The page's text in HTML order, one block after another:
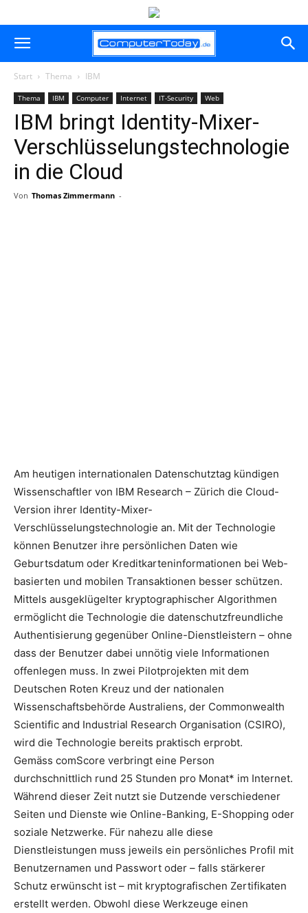
Start Thema IBM
Thema IBM Computer Internet IT-Security Web
IBM bringt Identity-Mixer-
Verschlüsselungstechnologie
in die Cloud
Von Thomas Zimmermann -
Am heutigen internationalen Datenschutztag kündigen
Wissenschaftler von IBM Research – Zürich die Cloud-
Version ihrer Identity-Mixer-
Verschlüsselungstechnologie an. Mit der Technologie
können Benutzer ihre persönlichen Daten wie
Geburtsdatum oder Kreditkarteninformationen bei Web-
basierten und mobilen Transaktionen besser schützen.
Mittels ausgeklügelter kryptographischer Algorithmen
ermöglicht die Technologie die datenschutzfreundliche
Authentisierung gegenüber Online-Dienstleistern – ohne
dass der Benutzer dabei unnötig viele Informationen
offenlegen muss. In zwei Pilotprojekten mit dem
Deutschen Roten Kreuz und der nationalen
Wissenschaftsbehörde Australiens, der Commonwealth
Scientific and Industrial Research Organisation (CSIRO),
wird die Technologie bereits praktisch erprobt.
Gemäss comScore verbringt eine Person
durchschnittlich rund 25 Stunden pro Monat* im Internet.
Während dieser Zeit nutzt sie Dutzende verschiedener
Seiten und Dienste wie Online-Banking, E-Shopping oder
soziale Netzwerke. Für nahezu alle diese
Dienstleistungen muss jeweils ein persönliches Profil mit
Benutzernamen und Passwort oder – falls stärkerer
Schutz erwünscht ist – mit kryptografischen Zertifikaten
erstellt werden. Obwohl diese Werkzeuge einen